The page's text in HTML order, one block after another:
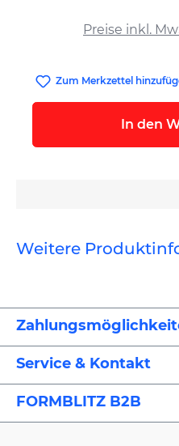
Preise inkl.
Zum Merkzettel
In den
Weitere
Service & Kontakt
FORMBLITZ B2B